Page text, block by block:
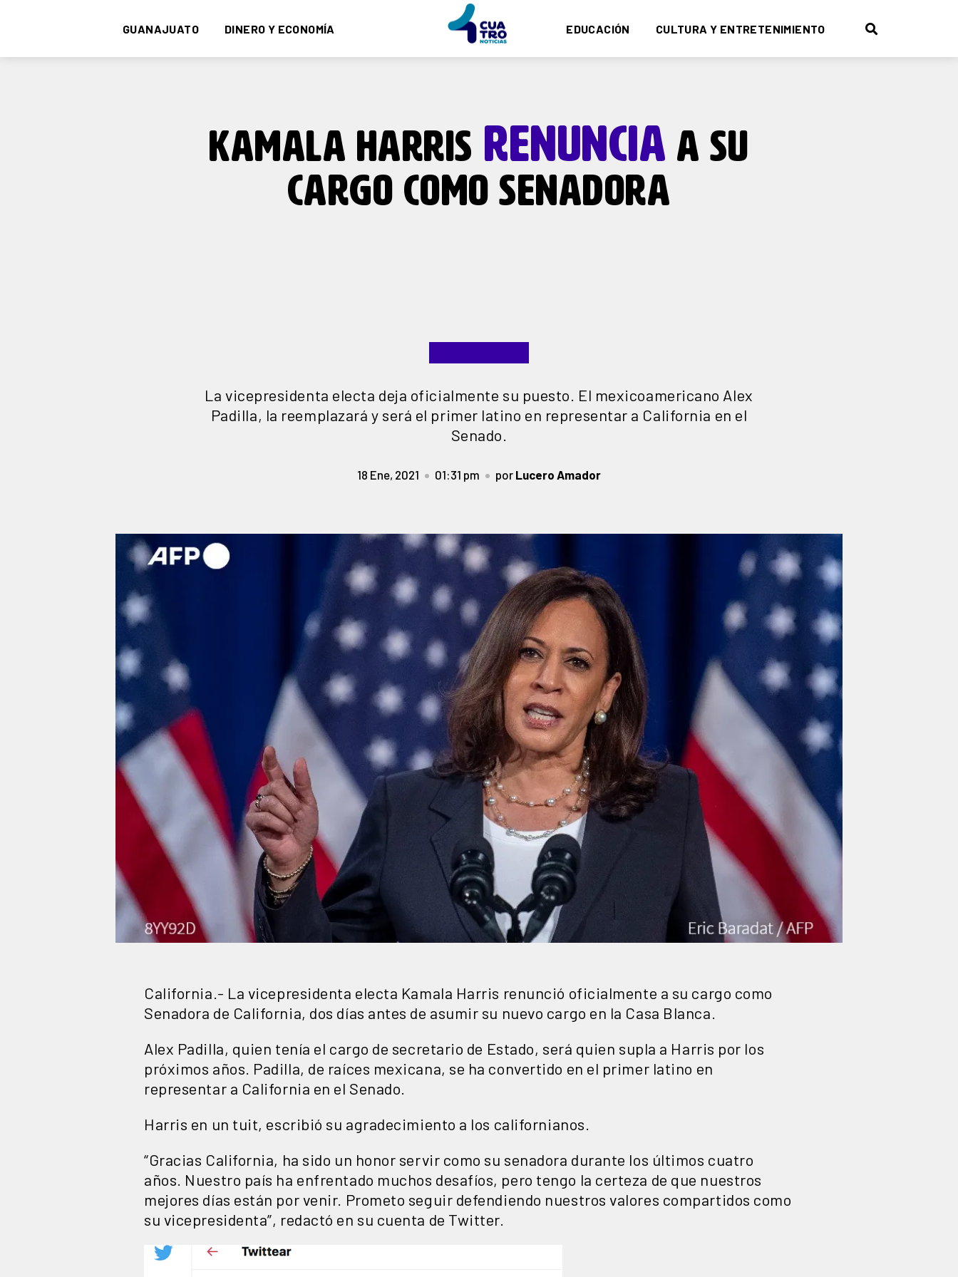
GUANAJUATO DINERO Y ECONOMÍA EDUCACIÓN CULTURA Y ENTRETENIMIENTO
KAMALA HARRIS RENUNCIA A SU
CARGO COMO SENADORA
La vicepresidenta electa deja oficialmente su puesto. El mexicoamericano Alex
Padilla, la reemplazará y será el primer latino en representar a California en el
Senado.
18 Ene, 2021 01:31 pm por Lucero Amador
California.- La vicepresidenta electa Kamala Harris renunció oficialmente a su cargo como
Senadora de California, dos días antes de asumir su nuevo cargo en la Casa Blanca.
Alex Padilla, quien tenía el cargo de secretario de Estado, será quien supla a Harris por los
próximos años. Padilla, de raíces mexicana, se ha convertido en el primer latino en
representar a California en el Senado.
Harris en un tuit, escribió su agradecimiento a los californianos.
“Gracias California, ha sido un honor servir como su senadora durante los últimos cuatro
años. Nuestro país ha enfrentado muchos desafíos, pero tengo la certeza de que nuestros
mejores días están por venir. Prometo seguir defendiendo nuestros valores compartidos como
su vicepresidenta”, redactó en su cuenta de Twitter.